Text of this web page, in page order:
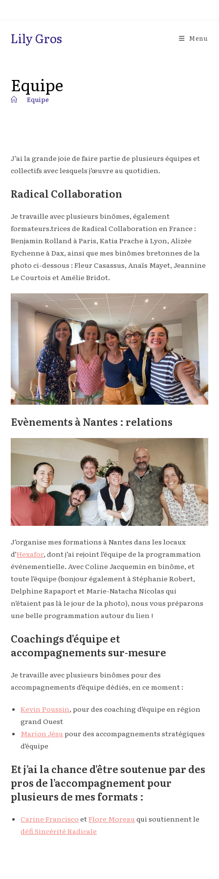
Lily Gros Menu
Equipe
Equipe
J’ai la grande joie de faire partie de plusieurs équipes et
collectifs avec lesquels j’œuvre au quotidien.
Radical Collaboration
Je travaille avec plusieurs binômes, également
formateurs.trices de Radical Collaboration en France :
Benjamin Rolland à Paris, Katia Prache à Lyon, Alizée
Eychenne à Dax, ainsi que mes binômes bretonnes de la
photo ci-dessous : Fleur Casassus, Anaïs Mayet, Jeannine
Le Courtois et Amélie Bridot.
Evènements à Nantes : relations
J’organise mes formations à Nantes dans les locaux
d’Hexafor, dont j’ai rejoint l’équipe de la programmation
évènementielle. Avec Coline Jacquemin en binôme, et
toute l’équipe (bonjour également à Stéphanie Robert,
Delphine Rapaport et Marie-Natacha Nicolas qui
n’étaient pas là le jour de la photo), nous vous préparons
une belle programmation autour du lien !
Coachings d’équipe et
accompagnements sur-mesure
Je travaille avec plusieurs binômes pour des
accompagnements d’équipe dédiés, en ce moment :
Kevin Poussin, pour des coaching d’équipe en région
grand Ouest
Marion Jésu pour des accompagnements stratégiques
d’équipe
Et j’ai la chance d’être soutenue par des
pros de l’accompagnement pour
plusieurs de mes formats :
Carine Francisco etFlore Moreau qui soutiennent le
défi Sincérité Radicale